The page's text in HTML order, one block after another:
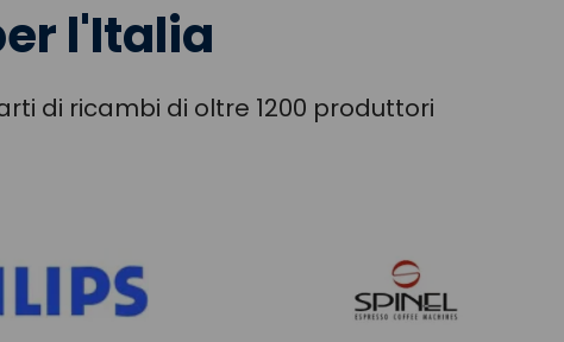
l'Italia
di ricambi di oltre 1200 produttori